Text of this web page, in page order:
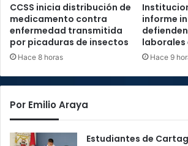
CCSS inicia distribución de
medicamento contra
enfermedad transmitida
por picaduras de insectos
Hace 8 horas
informe
laborales
Hace 9
Por Emilio Araya
Estudiantes de